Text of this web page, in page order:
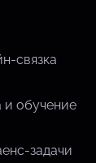
связка
и обучение
задачи